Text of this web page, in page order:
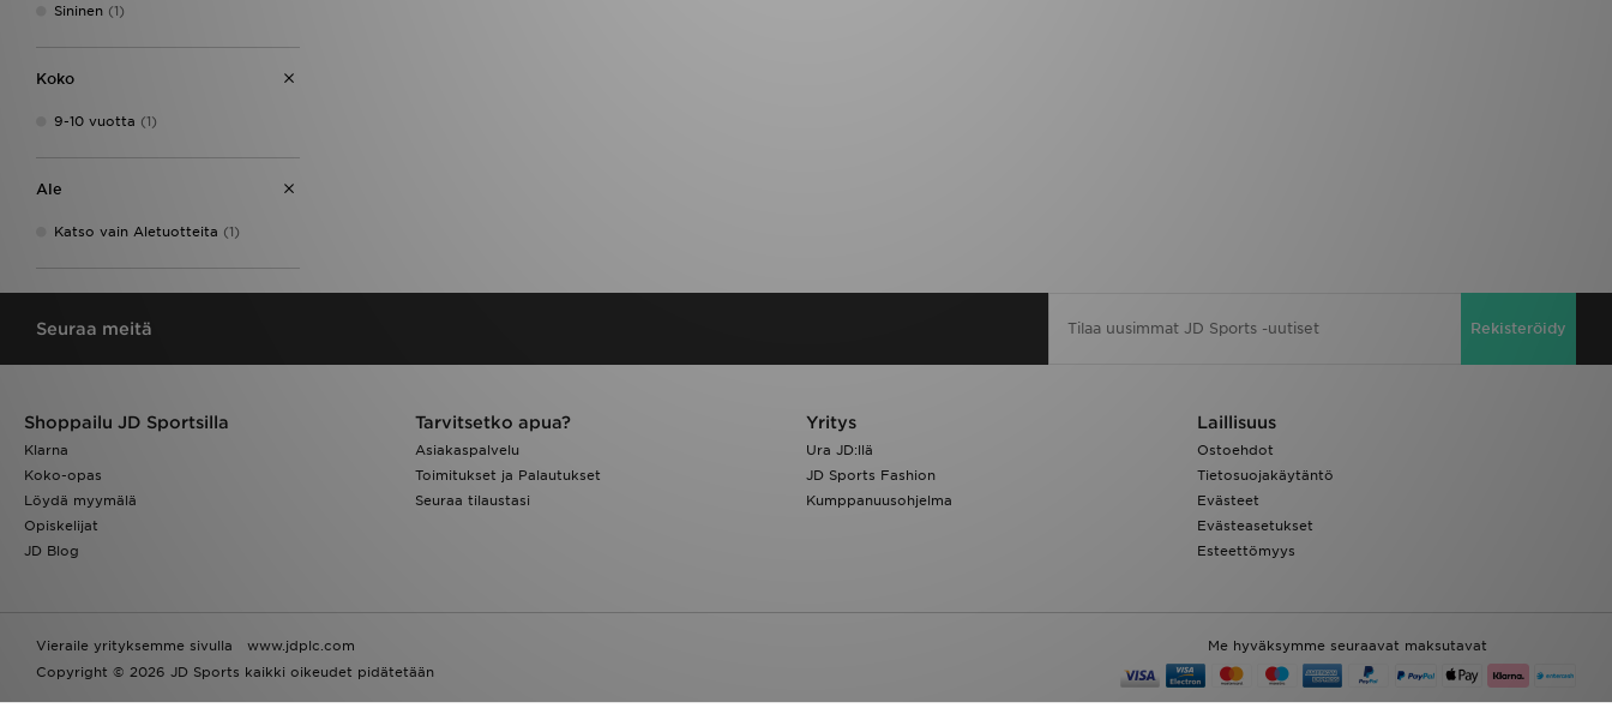
Supply & Demand
Trailberg
Under Armour
Vans(3)
Zavetti Canada
Sininen (1)
Koko
9-10 vuotta (1)
Ale
Katso vain Aletuotteita (1)
Seuraa meitä Rekisteröidy
Shoppailu JD Sportsilla
Klarna
Koko-opas
Löydä myymälä
Opiskelijat
JD Blog
Tarvitsetko apua?
Asiakaspalvelu
Toimitukset ja Palautukset
Seuraa tilaustasi
Yritys
Ura JD:llä
JD Sports Fashion
Kumppanuusohjelma
Laillisuus
Ostoehdot
Tietosuojakäytäntö
Evästeet
Evästeasetukset
Esteettömyys
Me hyväksymme seuraavat maksutavat
Vieraile yrityksemme sivulla
www.jdplc.com
Copyright © 2026 JD Sports kaikki oikeudet pidätetään